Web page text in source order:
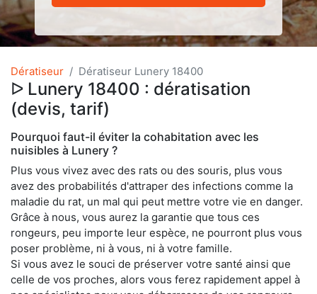
Dératiseur Dératiseur Lunery 18400
ᐅ Lunery 18400 : dératisation
(devis, tarif)
Pourquoi faut-il éviter la cohabitation avec les
nuisibles à Lunery ?
Plus vous vivez avec des rats ou des souris, plus vous
avez des probabilités d'attraper des infections comme la
maladie du rat, un mal qui peut mettre votre vie en danger.
Grâce à nous, vous aurez la garantie que tous ces
rongeurs, peu importe leur espèce, ne pourront plus vous
poser problème, ni à vous, ni à votre famille.
Si vous avez le souci de préserver votre santé ainsi que
celle de vos proches, alors vous ferez rapidement appel à